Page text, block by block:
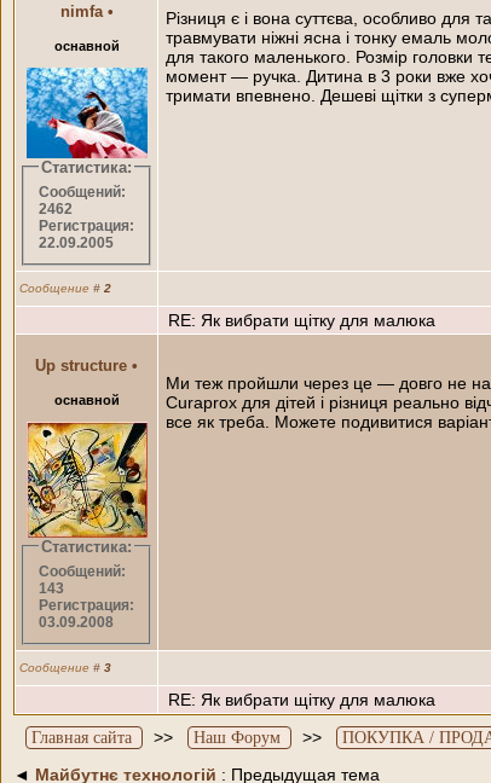
nimfa •
оснавной
Статистика:
Сообщений:
2462
Регистрация:
22.09.2005
Різниця є і вона суттєва, особливо для
травмувати ніжні ясна і тонку емаль
для такого маленького. Розмір
момент — ручка. Дитина в 3 роки вже
тримати впевнено. Дешеві щітки з
Сообщение # 2
RE: Як вибрати щітку для малюка
Up structure •
оснавной
Статистика:
Сообщений:
143
Регистрация:
03.09.2008
Ми теж пройшли через це — довго не
Curaprox для дітей і різниця реально
все як треба. Можете подивитися
Сообщение # 3
RE: Як вибрати щітку для малюка
Главная сайта >> Наш Форум >> ПОКУПКА /
◄ Майбутнє технологій : Предыдущая тема